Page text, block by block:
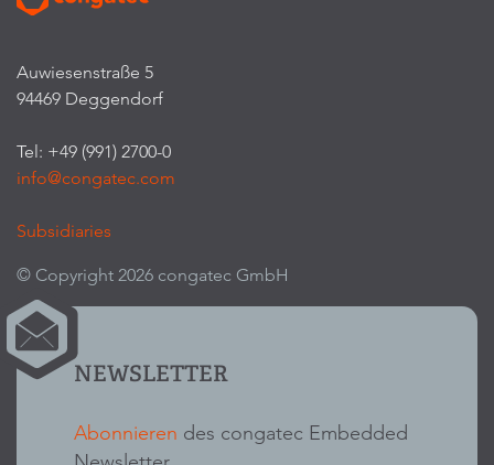
Auwiesenstraße 5
94469 Deggendorf
Tel: +49 (991) 2700-0
info@congatec.com
Subsidiaries
© Copyright 2026 congatec GmbH
NEWSLETTER
Abonnieren des congatec Embedded